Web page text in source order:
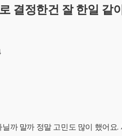
결정한건 잘 한일 같
까 말까 정말 고민도 많이 했어